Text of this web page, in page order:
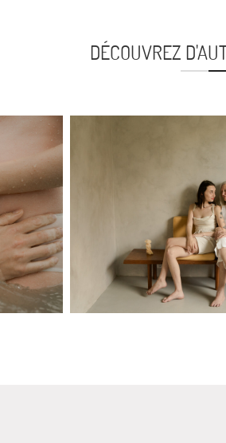
DÉCOUVREZ